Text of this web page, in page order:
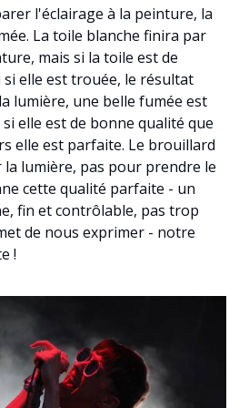
l'éclairage à la peinture, la
La toile blanche finira par
mais si la toile est de
elle est trouée, le résultat
lumière, une belle fumée est
elle est de bonne qualité que
elle est parfaite. Le brouillard
lumière, pas pour prendre le
cette qualité parfaite - un
fin et contrôlable, pas trop
de nous exprimer - notre
!